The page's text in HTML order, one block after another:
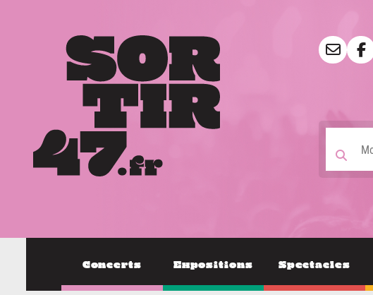
Concerts Expositions Spectacles